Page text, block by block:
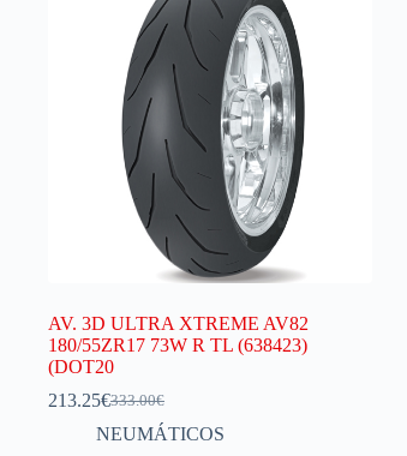
AV. 3D ULTRA XTREME AV82
180/55ZR17 73W R TL (638423)
(DOT20
333.00€
213.25€
NEUMÁTICOS